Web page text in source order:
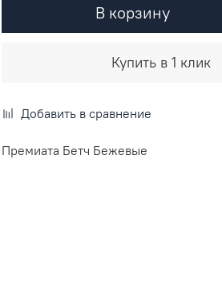
В корзину
Купить в 1 клик
Добавить в сравнение
Премиата Бетч Бежевые